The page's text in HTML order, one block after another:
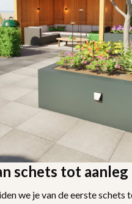
schets tot aanleg
we je van de eerste